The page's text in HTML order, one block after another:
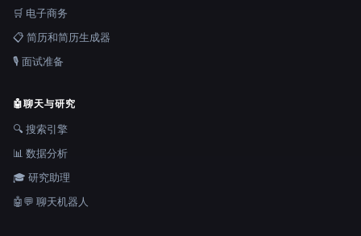
🛒 电子商务
📋 简历和简历生成器
🎙️ 面试准备
🤖聊天与研究
🔍 搜索引擎
📊 数据分析
🎓 研究助理
🤖💬 聊天机器人